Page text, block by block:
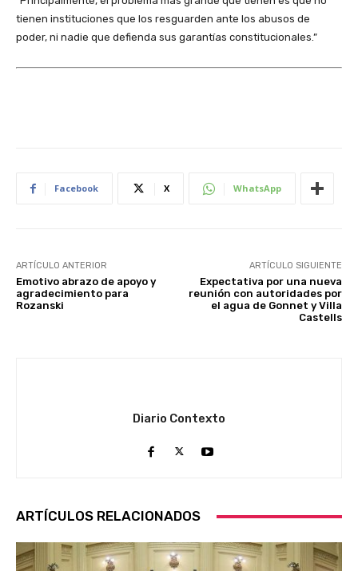
tienen instituciones que los resguarden ante los abusos de
poder, ni nadie que defienda sus garantías constitucionales.”
Facebook X WhatsApp
ARTÍCULO ANTERIOR
Emotivo abrazo de apoyo y
agradecimiento para
Rozanski
ARTÍCULO SIGUIENTE
Expectativa por una nueva
reunión con autoridades por
el agua de Gonnet y Villa
Castells
Diario Contexto
ARTÍCULOS RELACIONADOS